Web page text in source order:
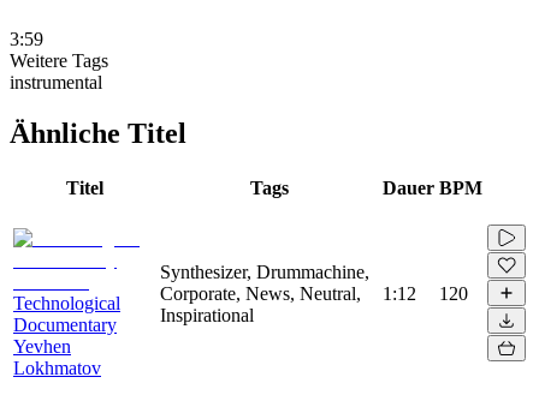
3:59
Weitere Tags
instrumental
Ähnliche Titel
Titel Tags Dauer BPM
Technological
Documentary
Yevhen
Lokhmatov
Synthesizer, Drummachine,
Corporate, News, Neutral,
Inspirational
1:12 120